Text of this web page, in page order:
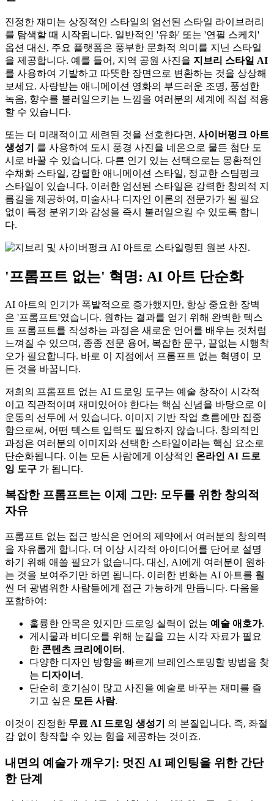
진정한 재미는 상징적인 스타일의 엄선된 스타일 라이브러리
를 탐색할 때 시작됩니다. 일반적인 '유화' 또는 '연필 스케치'
옵션 대신, 주요 플랫폼은 풍부한 문화적 의미를 지닌 스타일
을 제공합니다. 예를 들어, 지역 공원 사진을 지브리 스타일 AI
를 사용하여 기발하고 따뜻한 장면으로 변환하는 것을 상상해
보세요. 사랑받는 애니메이션 영화의 부드러운 조명, 풍성한
녹음, 향수를 불러일으키는 느낌을 여러분의 세계에 직접 적용
할 수 있습니다.
또는 더 미래적이고 세련된 것을 선호한다면, 사이버펑크 아트
생성기
를 사용하여 도시 풍경 사진을 네온으로 물든 첨단 도
시로 바꿀 수 있습니다. 다른 인기 있는 선택으로는 몽환적인
수채화 스타일, 강렬한 애니메이션 스타일, 정교한 스팀펑크
스타일이 있습니다. 이러한 엄선된 스타일은 강력한 창의적 지
름길을 제공하여, 미술사나 디자인 이론의 전문가가 될 필요
없이 특정 분위기와 감성을 즉시 불러일으킬 수 있도록 합니
다.
'프롬프트 없는' 혁명: AI 아트 단순화
AI 아트의 인기가 폭발적으로 증가했지만, 항상 중요한 장벽
은 '프롬프트'였습니다. 원하는 결과를 얻기 위해 완벽한 텍스
트 프롬프트를 작성하는 과정은 새로운 언어를 배우는 것처럼
느껴질 수 있으며, 종종 전문 용어, 복잡한 문구, 끝없는 시행착
오가 필요합니다. 바로 이 지점에서 프롬프트 없는 혁명이 모
든 것을 바꿉니다.
저희의 프롬프트 없는 AI 드로잉 도구는 예술 창작이 시각적
이고 직관적이며 재미있어야 한다는 핵심 신념을 바탕으로 이
운동의 선두에 서 있습니다. 이미지 기반 작업 흐름에만 집중
함으로써, 어떤 텍스트 입력도 필요하지 않습니다. 창의적인
과정은 여러분의 이미지와 선택한 스타일이라는 핵심 요소로
단순화됩니다. 이는 모든 사람에게 이상적인 온라인 AI 드로
잉 도구 가 됩니다.
복잡한 프롬프트는 이제 그만: 모두를 위한 창의적
자유
프롬프트 없는 접근 방식은 언어의 제약에서 여러분의 창의력
을 자유롭게 합니다. 더 이상 시각적 아이디어를 단어로 설명
하기 위해 애쓸 필요가 없습니다. 대신, AI에게 여러분이 원하
는 것을 보여주기만 하면 됩니다. 이러한 변화는 AI 아트를 훨
씬 더 광범위한 사람들에게 접근 가능하게 만듭니다. 다음을
포함하여:
훌륭한 안목은 있지만 드로잉 실력이 없는 예술 애호가.
게시물과 비디오를 위해 눈길을 끄는 시각 자료가 필요
한 콘텐츠 크리에이터 .
다양한 디자인 방향을 빠르게 브레인스토밍할 방법을 찾
는 디자이너 .
단순히 호기심이 많고 사진을 예술로 바꾸는 재미를 즐
기고 싶은 모든 사람.
이것이 진정한 무료 AI 드로잉 생성기
의 본질입니다. 즉, 좌절
감 없이 창작할 수 있는 힘을 제공하는 것이죠.
내면의 예술가 깨우기: 멋진 AI 페인팅을 위한 간단
한 단계